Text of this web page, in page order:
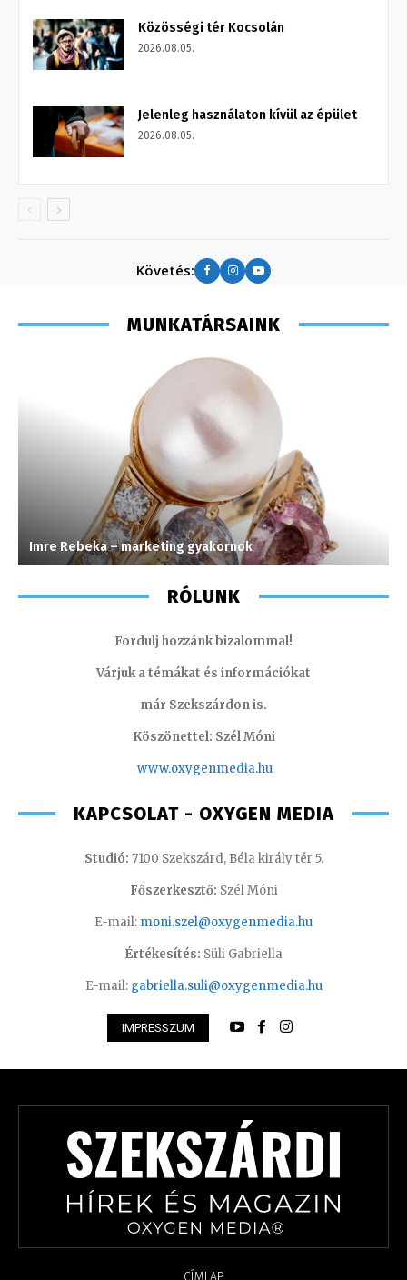
Közösségi tér Kocsolán
2026.08.05.
Jelenleg használaton kívül az épület
2026.08.05.
Követés:
MUNKATÁRSAINK
Imre Rebeka – marketing gyakornok
RÓLUNK
Fordulj hozzánk bizalommal!
Várjuk a témákat és információkat
már Szekszárdon is.
Köszönettel: Szél Móni
www.oxygenmedia.hu
KAPCSOLAT - OXYGEN MEDIA
Studió: 7100 Szekszárd, Béla király tér 5.
Főszerkesztő: Szél Móni
E-mail: moni.szel@oxygenmedia.hu
Értékesítés: Süli Gabriella
E-mail: gabriella.suli@oxygenmedia.hu
IMPRESSZUM
CÍMLAP